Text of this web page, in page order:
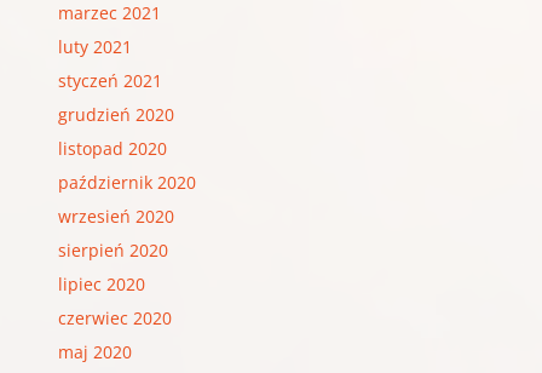
marzec 2021
luty 2021
styczeń 2021
grudzień 2020
listopad 2020
październik 2020
wrzesień 2020
sierpień 2020
lipiec 2020
czerwiec 2020
maj 2020